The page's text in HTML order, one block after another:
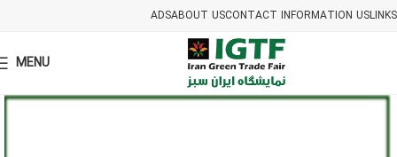
ADSABOUT USCONTACT INFORMATION USLINKS
MENU